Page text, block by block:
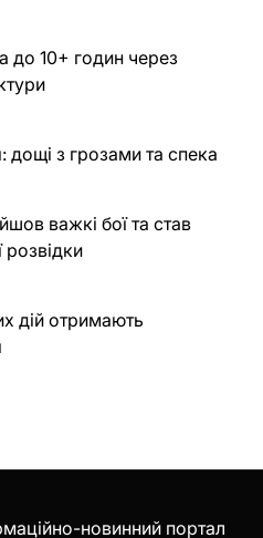
до 10+ годин через
дощі з грозами та спека
важкі бої та став
розвідки
дій отримають
новинний портал